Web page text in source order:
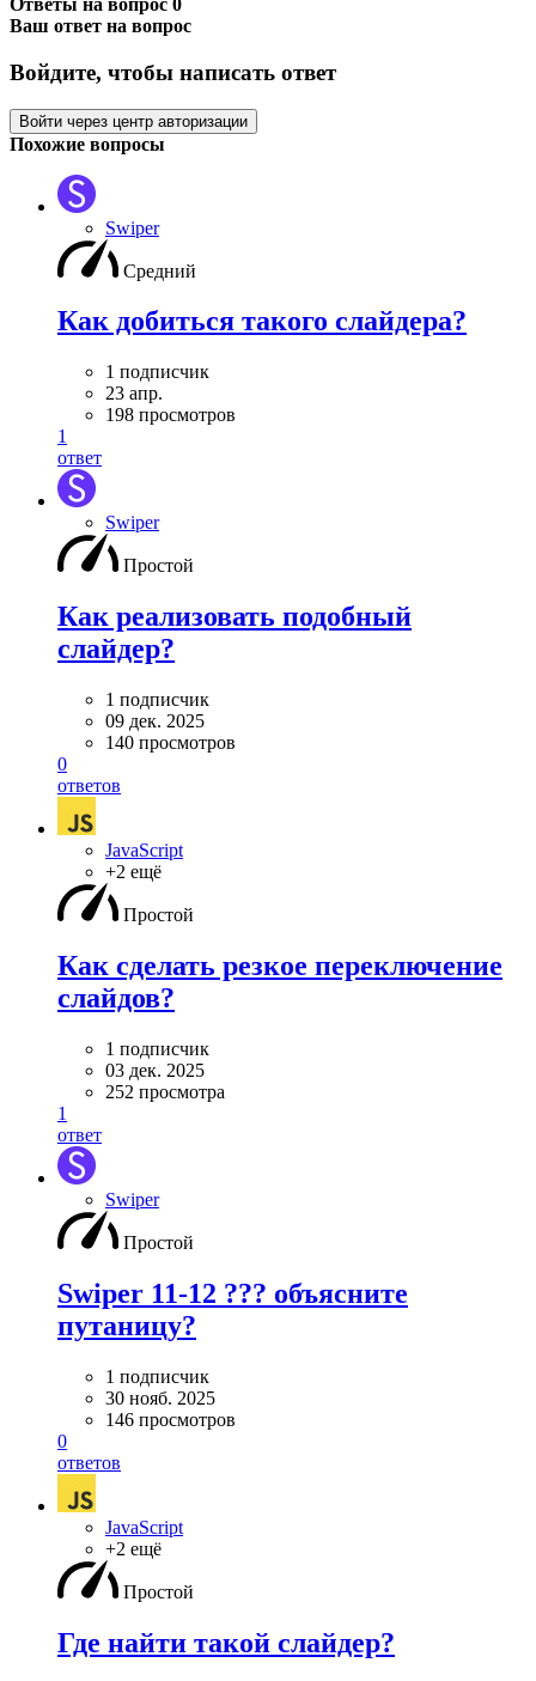
Ответы на вопрос 0
Ваш ответ на вопрос
Войдите, чтобы написать ответ
Войти через центр авторизации
Похожие вопросы
Swiper
Средний
Как добиться такого слайдера?
1 подписчик
23 апр.
198 просмотров
1
ответ
Swiper
Простой
Как реализовать подобный
слайдер?
1 подписчик
09 дек. 2025
140 просмотров
0
ответов
JavaScript
+2 ещё
Простой
Как сделать резкое переключение
слайдов?
1 подписчик
03 дек. 2025
252 просмотра
1
ответ
Swiper
Простой
Swiper 11-12 ??? объясните
путаницу?
1 подписчик
30 нояб. 2025
146 просмотров
0
ответов
JavaScript
+2 ещё
Простой
Где найти такой слайдер?